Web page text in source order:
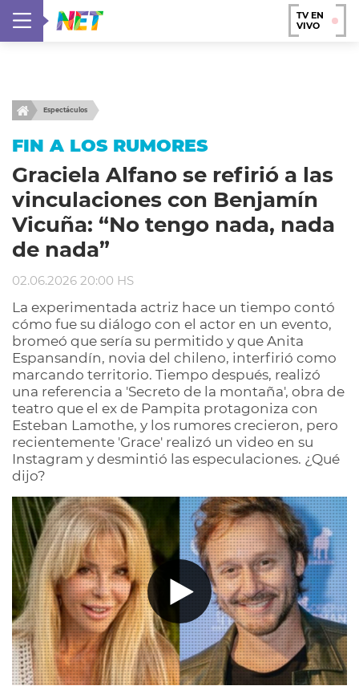
TV EN
VIVO
Espectáculos
FIN A LOS RUMORES
Graciela Alfano se refirió a las
vinculaciones con Benjamín
Vicuña: “No tengo nada, nada
de nada”
02.06.2026 20:00 HS
La experimentada actriz hace un tiempo contó
cómo fue su diálogo con el actor en un evento,
bromeó que sería su permitido y que Anita
Espansandín, novia del chileno, interfirió como
marcando territorio. Tiempo después, realizó
una referencia a 'Secreto de la montaña', obra de
teatro que el ex de Pampita protagoniza con
Esteban Lamothe, y los rumores crecieron, pero
recientemente 'Grace' realizó un video en su
Instagram y desmintió las especulaciones. ¿Qué
dijo?